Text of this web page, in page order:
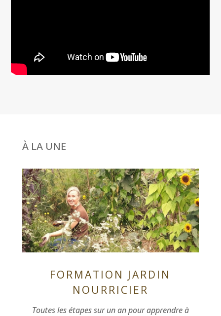
À LA UNE
FORMATION JARDIN
NOURRICIER
Toutes les étapes sur un an pour apprendre à